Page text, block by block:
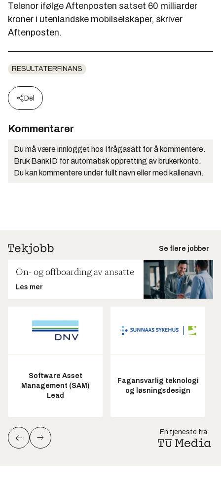
Telenor ifølge Aftenposten satset 60 milliarder
kroner i utenlandske mobilselskaper, skriver
Aftenposten.
RESULTATERFINANS
Del
Kommentarer
Du må være innlogget hos Ifrågasätt for å kommentere.
Bruk BankID for automatisk oppretting av brukerkonto.
Du kan kommentere under fullt navn eller med kallenavn.
Se flere jobber
On- og offboarding av ansatte
Les mer
Software Asset
Management (SAM)
Lead
Fagansvarlig teknologi
og løsningsdesign
En tjeneste fra